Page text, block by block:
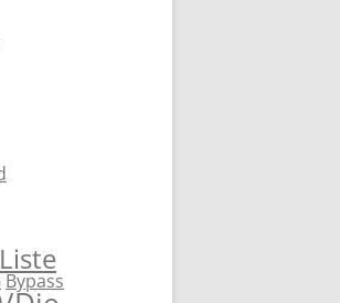
Bypass